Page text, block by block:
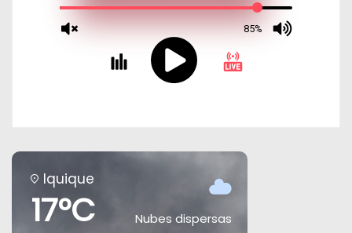
Iquique
17°C Nubes dispersas